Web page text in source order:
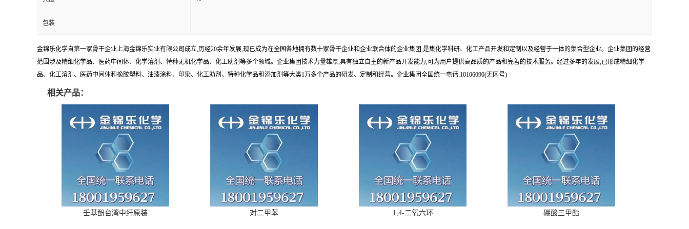
包装
金锦乐化学自第一家骨干企业上海金锦乐实业有限公司成立,历经20余年发展,现已成为在全国各地拥有数十家骨干企业和企业联合体的企业集团,是集化学科研、化工产品开发和定制以及经营于一体的集合型企业。企业集团的经营
范围涉及精细化学品、医药中间体、化学溶剂、特种无机化学品、化工助剂等多个领域。企业集团技术力量雄厚,具有独立自主的新产品开发能力,可为用户提供高品质的产品和完善的技术服务。经过多年的发展,已形成精细化学
品、化工溶剂、医药中间体和橡胶塑料、油漆涂料、印染、化工助剂、特种化学品和添加剂等大类1万多个产品的研发、定制和经营。企业集团全国统一电话:10106090(无区号)
相关产品：
壬基酚台湾中纤原装 对二甲苯 1,4-二氧六环 硼酸三甲酯